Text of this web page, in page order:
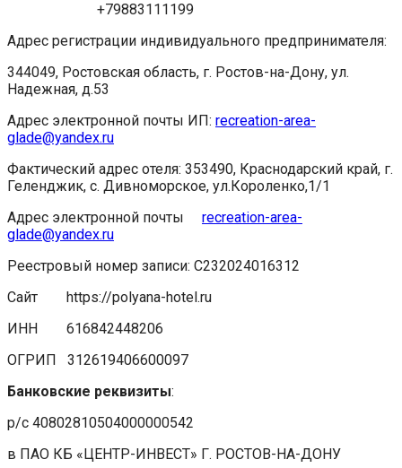
+79883111199
Адрес регистрации индивидуального предпринимателя:
344049, Ростовская область, г. Ростов-на-Дону, ул.
Надежная, д.53
Адрес электронной почты ИП: recreation-area-
glade@yandex.ru
Фактический адрес отеля: 353490, Краснодарский край, г.
Геленджик, с. Дивноморское, ул.Короленко,1/1
Адрес электронной почты recreation-area-
glade@yandex.ru
Реестровый номер записи: С232024016312
Сайт https://polyana-hotel.ru
ИНН 616842448206
ОГРИП 312619406600097
Банковские реквизиты:
р/с 40802810504000000542
в ПАО КБ «ЦЕНТР-ИНВЕСТ» Г. РОСТОВ-НА-ДОНУ